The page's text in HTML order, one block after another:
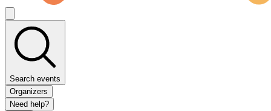
Search events
Organizers
Need help?